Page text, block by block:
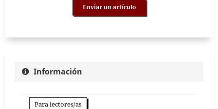
Enviar un artículo
Información
Para lectores/as